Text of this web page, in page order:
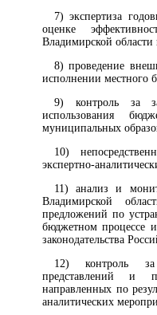
7) экспертиза
оценке
Владимирской
8) проведение
исполнении местного
9) контроль за
использования
муниципальных
10)
экспертно-
11) анализ и
Владимирской
предложений по
бюджетном процессе
законодательства
12) контроль за
представлений и
направленных по
аналитических